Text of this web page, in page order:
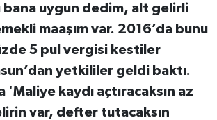
bana uygun dedim, alt gelirli
maaşım var. 2016’da bunu
5 pul vergisi kestiler
yetkililer geldi baktı.
'Maliye kaydı açtıracaksın az
var, defter tutacaksın